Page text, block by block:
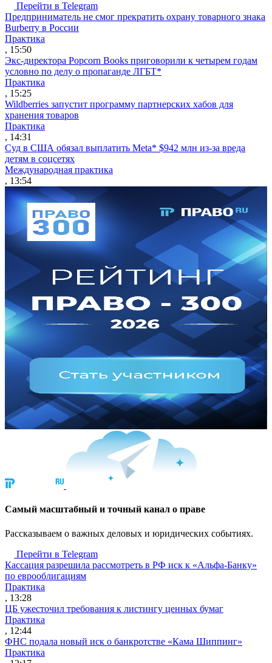
Перейти в Telegram
Предприниматель не смог прекратить охрану товарного знака
Burberry в России
Практика
, 15:50
Экс-директора Popcorn Books приговорили к четырем годам
условно по делу о пропаганде ЛГБТ*
Практика
, 15:25
Wildberries запустит программу партнерских хабов для
хранения товаров
Практика
, 14:31
Суд в США обязал выплатить Meta* $942 млн из-за вреда
детям в соцсетях
Международная практика
, 13:54
Cамый масштабный и точный канал о праве
Рассказываем о важных деловых и юридических событиях.
Перейти в Telegram
Кассация разрешила рассмотреть в РФ иск к «Альфа-Банку»
по еврооблигациям
Практика
, 13:28
ЦБ ужесточил требования к листингу ценных бумаг
Практика
, 12:44
ФНС подала новый иск о банкротстве «Кама Шиппинг»
Практика